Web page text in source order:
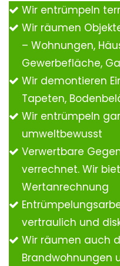
Wir entrümpeln
Wir räumen
– Wohnungen,
Gewerbefläche,
Wir demontieren
Tapeten,
Wir entrümpeln
umweltbewusst
Verwertbare
verrechnet. Wir
Wertanrechnung
vertraulich und
Wir räumen auch
Brandwohnungen